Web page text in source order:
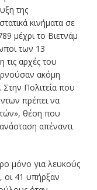
της
κινήματα σε
μέχρι το Βιετνάμ
των 13
τις αρχές του
ακόμη
Στην Πολιτεία που
πρέπει να
θέση που
απέναντι
μόνο για λευκούς
οι 41 υπήρξαν